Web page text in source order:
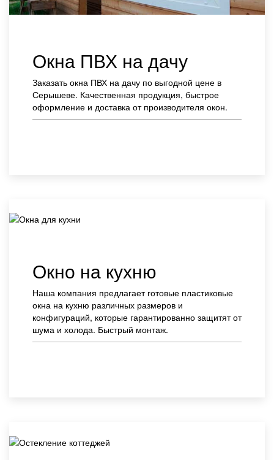
Окна ПВХ на дачу
Заказать окна ПВХ на дачу по выгодной цене в
Серышеве. Качественная продукция, быстрое
оформление и доставка от производителя окон.
Окно на кухню
Наша компания предлагает готовые пластиковые
окна на кухню различных размеров и
конфигураций, которые гарантированно защитят от
шума и холода. Быстрый монтаж.